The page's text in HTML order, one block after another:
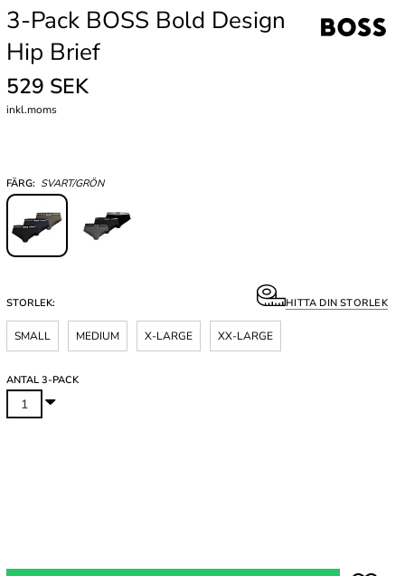
3-Pack BOSS Bold Design
Hip Brief
529 SEK
inkl.moms
FÄRG: SVART/GRÖN
STORLEK: HITTA DIN STORLEK
SMALL MEDIUM X-LARGE XX-LARGE
ANTAL 3-PACK